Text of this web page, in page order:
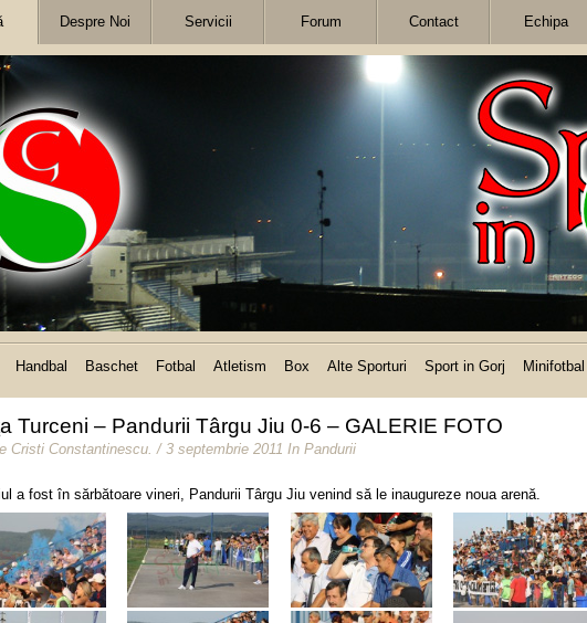
Despre Noi Servicii Forum Contact Echipa
Handbal Baschet Fotbal Atletism Box Alte Sporturi Sport in Gorj Minifotbal
Turceni – Pandurii Târgu Jiu 0-6 – GALERIE FOTO
Cristi Constantinescu. / 3 septembrie 2011 In Pandurii
a fost în sărbătoare vineri, Pandurii Târgu Jiu venind să le inaugureze noua arenă.